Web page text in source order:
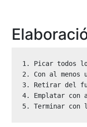
1. Picar todos
2. Con al
3. Retirar del
4. Emplatar con